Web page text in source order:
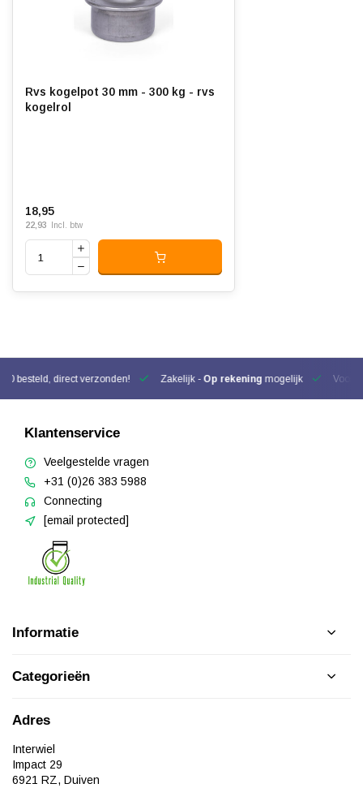
Rvs kogelpot 30 mm - 300 kg - rvs
kogelrol
18,95
22,93 Incl. btw
besteld, direct verzonden! Zakelijk - Op rekening mogelijk Voor
Klantenservice
Veelgestelde vragen
+31 (0)26 383 5988
Connecting
[email protected]
Informatie
Categorieën
Adres
Interwiel
Impact 29
6921 RZ, Duiven